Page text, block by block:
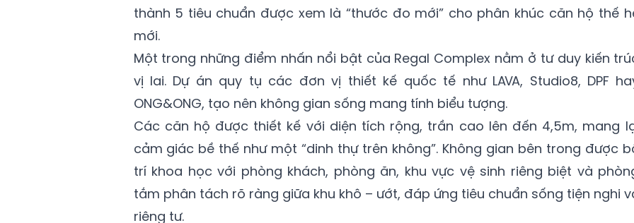
thành 5 tiêu chuẩn được xem là “thước đo mới” cho phân khúc căn hộ thế
mới.
Một trong những điểm nhấn nổi bật của Regal Complex nằm ở tư duy kiến
vị lai. Dự án quy tụ các đơn vị thiết kế quốc tế như LAVA, Studio8, DPF
ONG&ONG, tạo nên không gian sống mang tính biểu tượng.
Các căn hộ được thiết kế với diện tích rộng, trần cao lên đến 4,5m, mang
cảm giác bề thế như một “dinh thự trên không”. Không gian bên trong được
trí khoa học với phòng khách, phòng ăn, khu vực vệ sinh riêng biệt và
tắm phân tách rõ ràng giữa khu khô – ướt, đáp ứng tiêu chuẩn sống tiện nghi
riêng tư.